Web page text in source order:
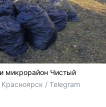
микрорайон Чистый
/ Telegram